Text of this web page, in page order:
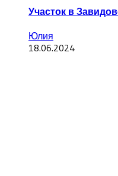
Участок в
Юлия
18.06.2024